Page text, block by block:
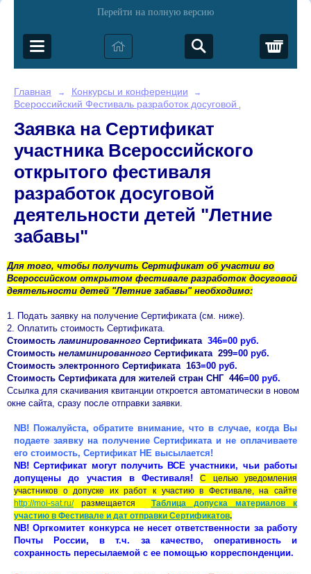
Перейти на полную версию
Главная → Конкурсы и конференции →
Всероссийский Фестиваль разработок досуговой деятельности
Заявка на Сертификат
участника Всероссийского
открытого фестиваля
разработок досуговой
деятельности детей "Летние
забавы"
Для того, чтобы получить Сертификат об участии во
Всероссийском открытом фестивале разработок досуговой
деятельности детей "Летние забавы"необходимо:
1. Подать заявку на получение Сертификата (см. ниже).
2. Оплатить стоимость Сертификата.
Стоимостьламинированного Сертификата 346=00 руб.
Стоимость неламинированного Сертификата 299=00 руб.
Стоимость электронного Сертификата 163=00 руб.
Стоимость Сертификата для жителей стран СНГ 446=00 руб.
Ссылка для скачивания квитанции откроется автоматически в новом
окне сайта, сразу после отправки заявки.
NB! Пожалуйста, обратите внимание, что в случае, когда Вы
подаете заявку на получение Сертификата и не оплачиваете
его стоимость, Сертификат НЕ высылается!
NB! Сертификат могут получить ВСЕ участники, чьи работы
допущены до участия в Фестиваля!С целью уведомления
участников о допуске их работ к участию в Фестивале, на сайте
http://moi-sat.ru/размещается Таблица допуска материалов к
участию в Фестивале и дат отправки Сертификатов.
NB! Оргкомитет конкурса не несет ответственности за работу
Почты России, в т.ч. за качество, оперативность и
сохранность пересылаемой с ее помощью корреспонденции.